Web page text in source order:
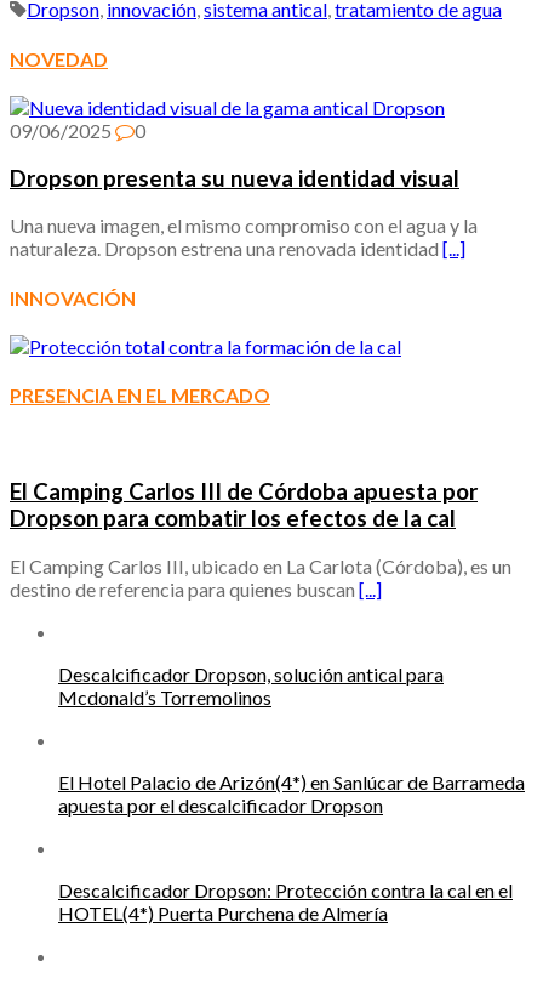
Dropson, innovación,sistema antical,tratamiento de agua
NOVEDAD
09/06/2025 0
Dropson presenta su nueva identidad visual
Una nueva imagen, el mismo compromiso con el agua y la
naturaleza. Dropson estrena una renovada identidad [...]
INNOVACIÓN
PRESENCIA EN EL MERCADO
El Camping Carlos III de Córdoba apuesta por
Dropson para combatir los efectos de la cal
El Camping Carlos III, ubicado en La Carlota (Córdoba), es un
destino de referencia para quienes buscan [...]
Descalcificador Dropson, solución antical para
Mcdonald’s Torremolinos
El Hotel Palacio de Arizón(4*) en Sanlúcar de Barrameda
apuesta por el descalcificador Dropson
Descalcificador Dropson: Protección contra la cal en el
HOTEL(4*) Puerta Purchena de Almería